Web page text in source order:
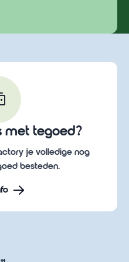
met tegoed?
je volledige nog
besteden.